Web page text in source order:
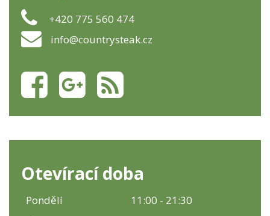
+420 775 560 474
info@countrysteak.cz
Otevírací doba
Pondělí
11:00 - 21:30